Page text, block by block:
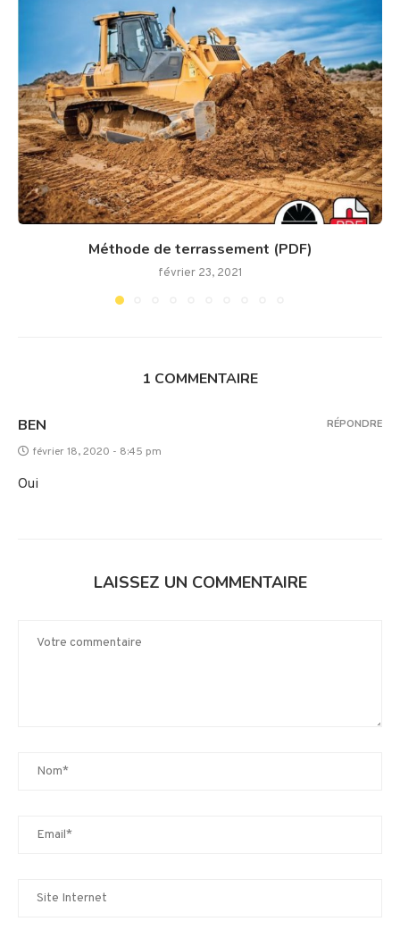
Méthode de terrassement (PDF)
février 23, 2021
1 COMMENTAIRE
BEN
février 18, 2020 - 8:45 pm
Oui
RÉPONDRE
LAISSEZ UN COMMENTAIRE